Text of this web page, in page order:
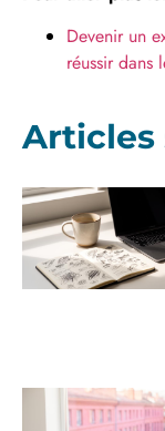
Devenir un
réussir dans
Articles